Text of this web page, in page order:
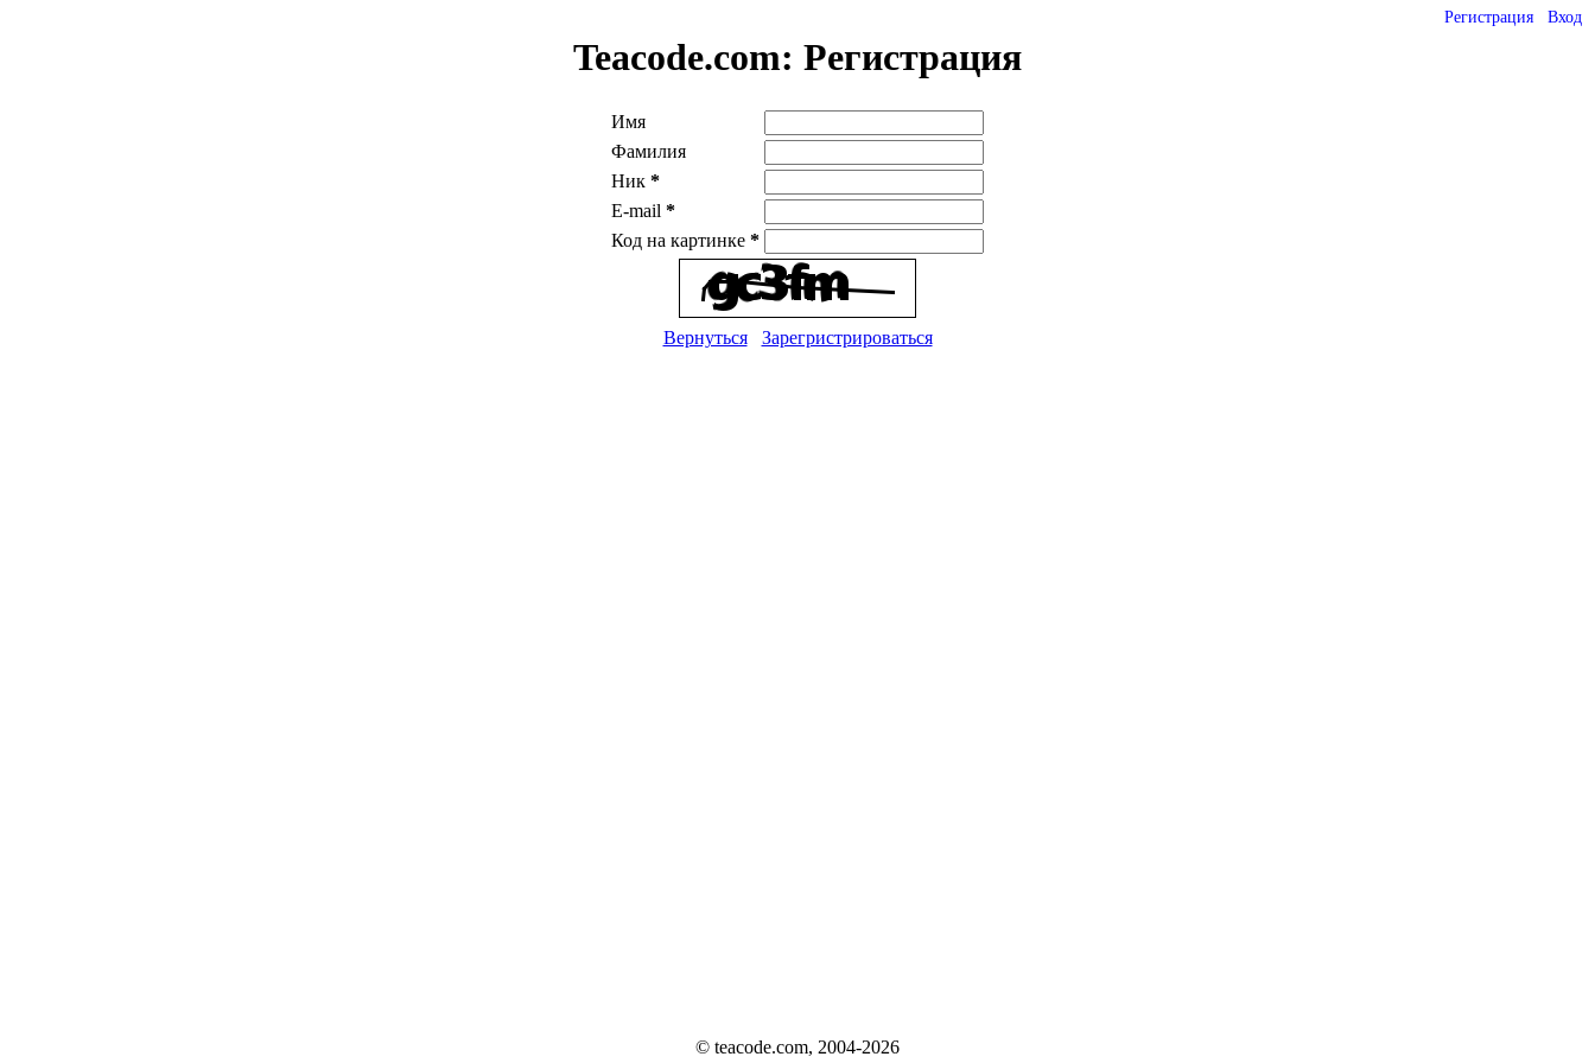
Регистрация Вход
Teacode.com: Регистрация
Имя
Фамилия
Ник *
E-mail *
Код на картинке *
Вернуться Зарегристрироваться
© teacode.com, 2004-2026